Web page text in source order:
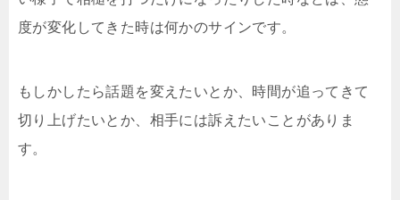
度が変化してきた時は何かのサインです。
もしかしたら話題を変えたいとか、時間が追ってきて
切り上げたいとか、相手には訴えたいことがありま
す。